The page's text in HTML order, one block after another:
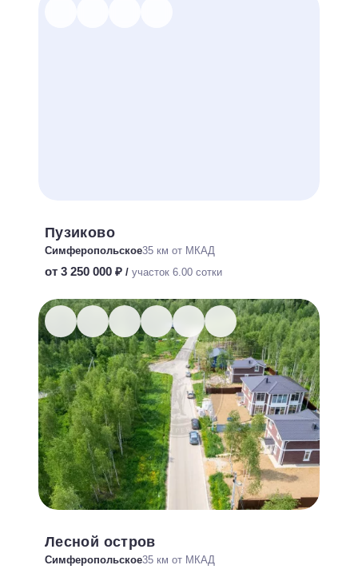
Пузиково
Симферопольское35 км от МКАД
от 3 250 000 ₽ / участок 6.00 сотки
Лесной остров
Симферопольское35 км от МКАД